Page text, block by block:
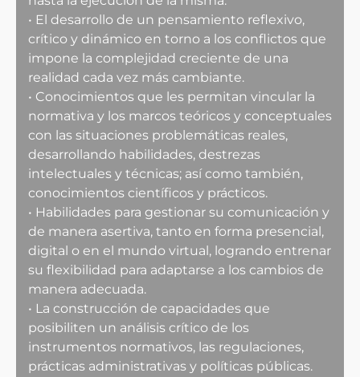
• El desarrollo de un pensamiento reflexivo,
crítico y dinámico en torno a los conflictos que
impone la complejidad creciente de una
realidad cada vez más cambiante.
• Conocimientos que les permitan vincular la
normativa y los marcos teóricos y conceptuales
con las situaciones problemáticas reales,
desarrollando habilidades, destrezas
intelectuales y técnicas; así como también,
conocimientos científicos y prácticos.
• Habilidades para gestionar su comunicación y
de manera asertiva, tanto en forma presencial,
digital o en el mundo virtual, logrando entrenar
su flexibilidad para adaptarse a los cambios de
manera adecuada.
• La construcción de capacidades que
posibiliten un análisis crítico de los
instrumentos normativos, las regulaciones,
prácticas administrativas y políticas públicas.